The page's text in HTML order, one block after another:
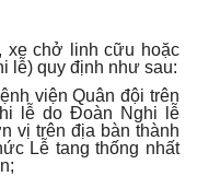
xe chở linh cữu hoặc
lễ) quy định như sau:
viện Quân đội trên
lễ do Đoàn Nghi lễ
vị trên địa bàn thành
Lễ tang thống nhất